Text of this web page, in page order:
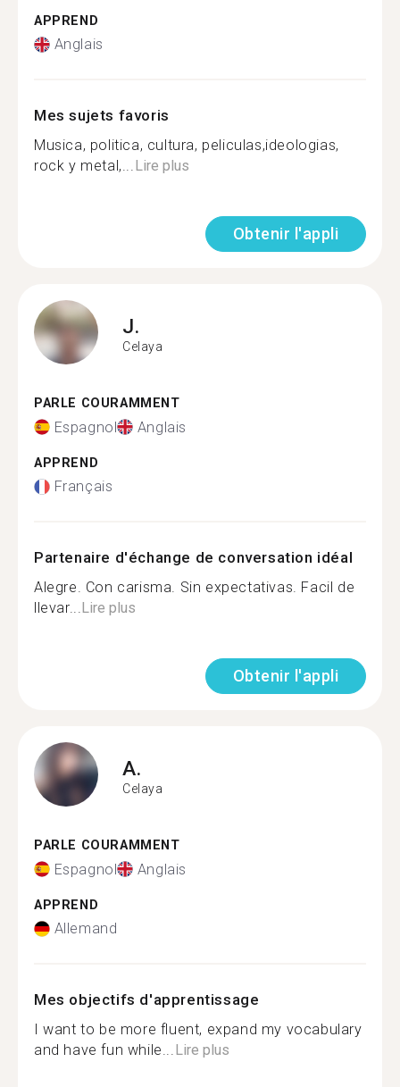
APPREND
Anglais
Mes sujets favoris
Musica, politica, cultura, peliculas,ideologias,
rock y metal,...Lire plus
Obtenir l'appli
J.
Celaya
PARLE COURAMMENT
Espagnol Anglais
APPREND
Français
Partenaire d'échange de conversation idéal
Alegre. Con carisma. Sin expectativas. Facil de
llevar...Lire plus
Obtenir l'appli
A.
Celaya
PARLE COURAMMENT
Espagnol Anglais
APPREND
Allemand
Mes objectifs d'apprentissage
I want to be more fluent, expand my vocabulary
and have fun while...Lire plus